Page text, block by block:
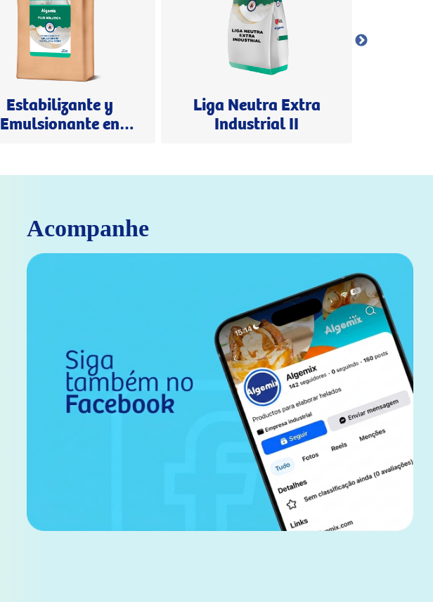
Estabilizante y
Emulsionante en
Liga Neutra Extra
Industrial II
Acompanhe